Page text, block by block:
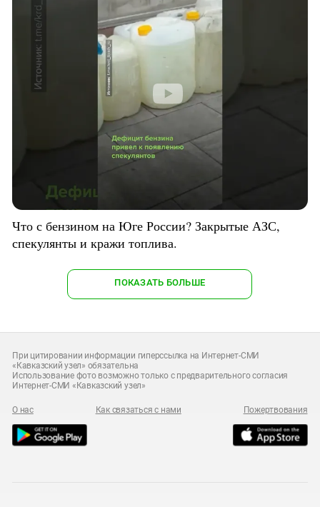
Что с бензином на Юге России? Закрытые АЗС,
спекулянты и кражи топлива.
ПОКАЗАТЬ БОЛЬШЕ
При цитировании информации гиперссылка на Интернет-СМИ
«Кавказский узел» обязательна
Использование фото возможно только с предварительного согласия
Интернет-СМИ «Кавказский узел»
О нас Как связаться с нами Пожертвования